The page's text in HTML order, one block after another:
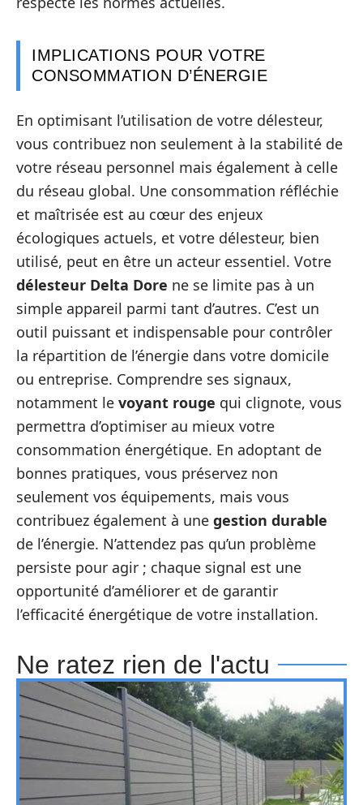
IMPLICATIONS POUR VOTRE
CONSOMMATION D’ÉNERGIE
En optimisant l’utilisation de votre délesteur,
vous contribuez non seulement à la stabilité de
votre réseau personnel mais également à celle
du réseau global. Une consommation réfléchie
et maîtrisée est au cœur des enjeux
écologiques actuels, et votre délesteur, bien
utilisé, peut en être un acteur essentiel. Votre
délesteur Delta Dore ne se limite pas à un
simple appareil parmi tant d’autres. C’est un
outil puissant et indispensable pour contrôler
la répartition de l’énergie dans votre domicile
ou entreprise. Comprendre ses signaux,
notamment le voyant rouge qui clignote, vous
permettra d’optimiser au mieux votre
consommation énergétique. En adoptant de
bonnes pratiques, vous préservez non
seulement vos équipements, mais vous
contribuez également à une gestion durable
de l’énergie. N’attendez pas qu’un problème
persiste pour agir ; chaque signal est une
opportunité d’améliorer et de garantir
l’efficacité énergétique de votre installation.
Ne ratez rien de l'actu